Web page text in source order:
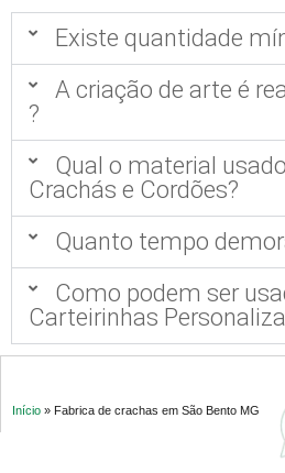
Existe quantidade
A criação de arte é
?
Qual o material
Crachás e Cordões?
Quanto tempo
Como podem ser
Carteirinhas
Início » Fabrica de crachas em São Bento MG